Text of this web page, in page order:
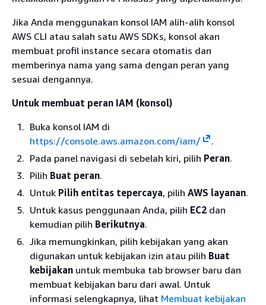
Jika Anda menggunakan konsol IAM alih-alih konsol
AWS CLI atau salah satu AWS SDKs, konsol akan
membuat profil instance secara otomatis dan
memberinya nama yang sama dengan peran yang
sesuai dengannya.
Untuk membuat peran IAM (konsol)
Buka konsol IAM di
https://console.aws.amazon.com/iam/
.
Pada panel navigasi di sebelah kiri, pilih Peran.
Pilih Buat peran.
Untuk Pilih entitas tepercaya, pilih AWS layanan.
Untuk kasus penggunaan Anda, pilih EC2 dan
kemudian pilih Berikutnya.
Jika memungkinkan, pilih kebijakan yang akan
digunakan untuk kebijakan izin atau pilih Buat
kebijakan untuk membuka tab browser baru dan
membuat kebijakan baru dari awal. Untuk
informasi selengkapnya, lihat Membuat kebijakan